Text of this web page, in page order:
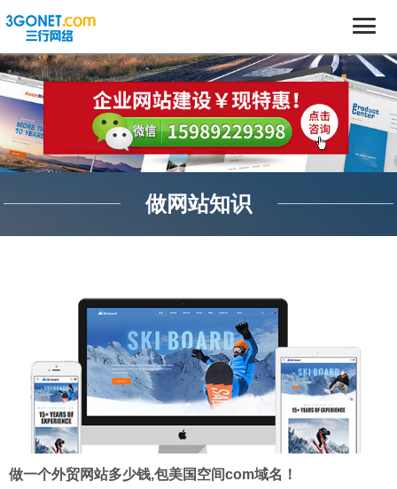
做网站知识
做一个外贸网站多少钱,包美国空间com域名！